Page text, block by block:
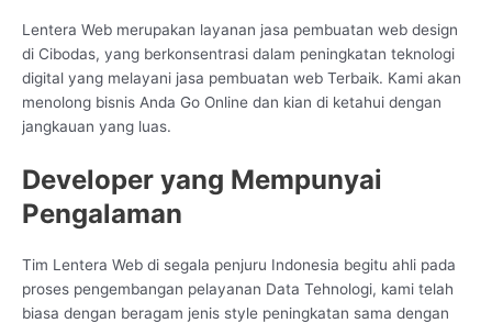
Lentera Web merupakan layanan jasa pembuatan web design
di Cibodas, yang berkonsentrasi dalam peningkatan teknologi
digital yang melayani jasa pembuatan web Terbaik. Kami akan
menolong bisnis Anda Go Online dan kian di ketahui dengan
jangkauan yang luas.
Developer yang Mempunyai
Pengalaman
Tim Lentera Web di segala penjuru Indonesia begitu ahli pada
proses pengembangan pelayanan Data Tehnologi, kami telah
biasa dengan beragam jenis style peningkatan sama dengan